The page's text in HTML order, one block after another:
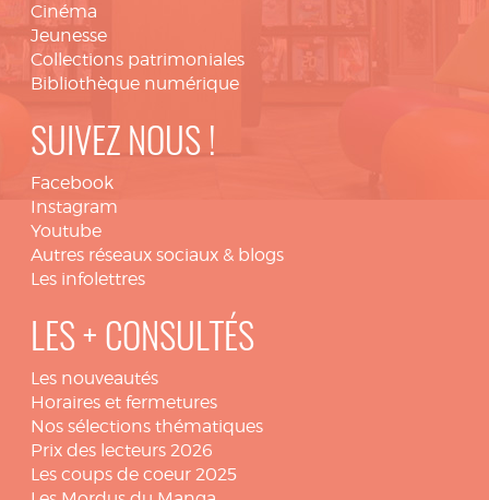
Cinéma
Jeunesse
Collections patrimoniales
Bibliothèque numérique
SUIVEZ NOUS !
Facebook
Instagram
Youtube
Autres réseaux sociaux & blogs
Les infolettres
LES + CONSULTÉS
Les nouveautés
Horaires et fermetures
Nos sélections thématiques
Prix des lecteurs 2026
Les coups de coeur 2025